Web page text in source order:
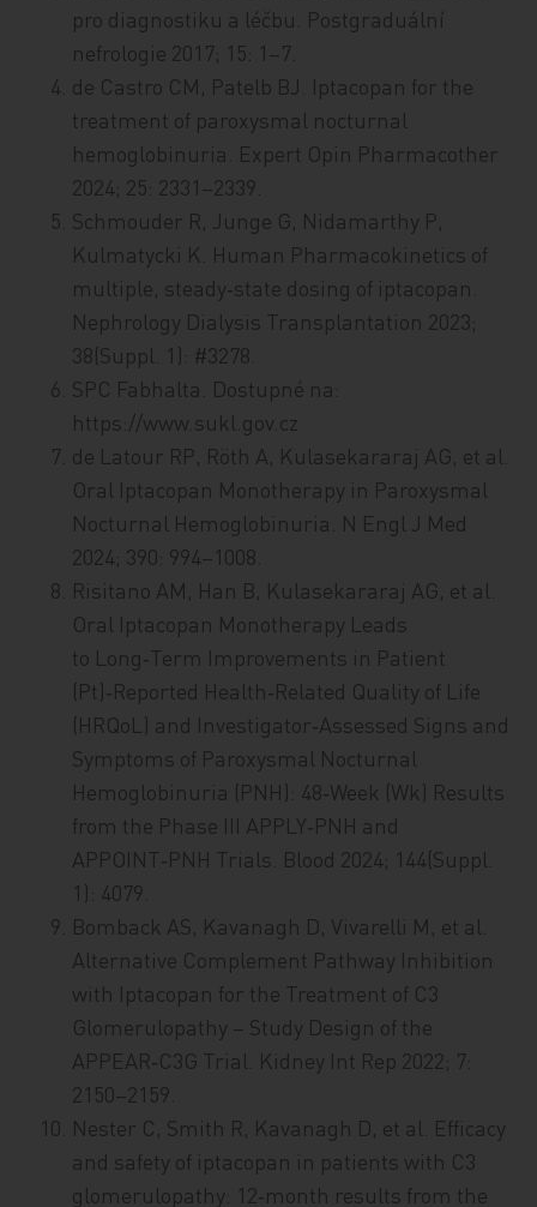
pro diagnostiku a léčbu. Postgraduální
nefrologie 2017; 15: 1–7.
de Castro CM, Patelb BJ. Iptacopan for the
treatment of paroxysmal nocturnal
hemoglobinuria. Expert Opin Pharmacother
2024; 25: 2331–2339.
Schmouder R, Junge G, Nidamarthy P,
Kulmatycki K. Human Pharmacokinetics of
multiple, steady‑state dosing of iptacopan.
Nephrology Dialysis Transplantation 2023;
38(Suppl. 1): #3278.
SPC Fabhalta. Dostupné na:
https://www.sukl.gov.cz
de Latour RP, Röth A, Kulasekararaj AG, et al.
Oral Iptacopan Monotherapy in Paroxysmal
Nocturnal Hemoglobinuria. N Engl J Med
2024; 390: 994–1008.
Risitano AM, Han B, Kulasekararaj AG, et al.
Oral Iptacopan Monotherapy Leads
to Long‑Term Improvements in Patient
(Pt)‑Reported Health‑Related Quality of Life
(HRQoL) and Investigator‑Assessed Signs and
Symptoms of Paroxysmal Nocturnal
Hemoglobinuria (PNH): 48‑Week (Wk) Results
from the Phase III APPLY‑PNH and
APPOINT‑PNH Trials. Blood 2024; 144(Suppl.
1): 4079.
Bomback AS, Kavanagh D, Vivarelli M, et al.
Alternative Complement Pathway Inhibition
with Iptacopan for the Treatment of C3
Glomerulopathy – Study Design of the
APPEAR‑C3G Trial. Kidney Int Rep 2022; 7:
2150–2159.
Nester C, Smith R, Kavanagh D, et al. Efficacy
and safety of iptacopan in patients with C3
glomerulopathy: 12‑month results from the